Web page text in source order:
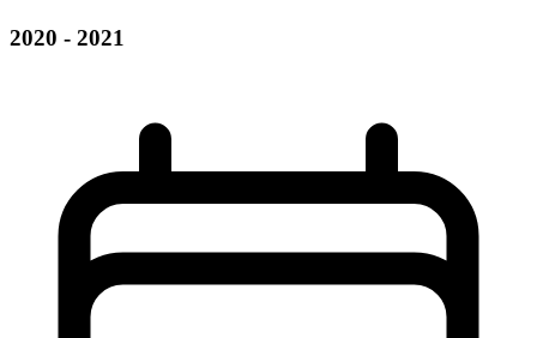
2020 - 2021